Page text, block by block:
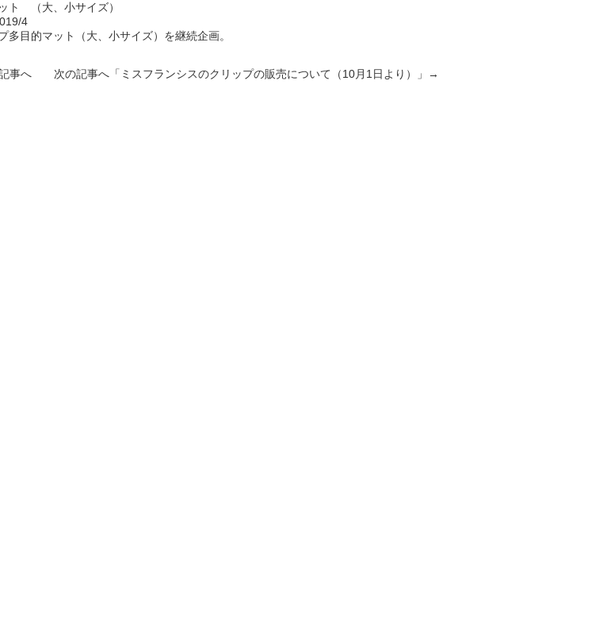
ト （大、小サイズ）
4
多目的マット（大、小サイズ）を継続企画。
記事へ 次の記事へ「 ミスフランシスのクリップの販売について（10月1日より） 」→